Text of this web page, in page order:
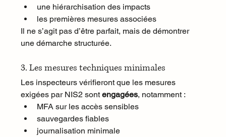
une hiérarchisation des impacts
les premières mesures associées
Il ne s’agit pas d’être parfait, mais de démontrer
une démarche structurée.
3. Les mesures techniques minimales
Les inspecteurs vérifieront que les mesures
exigées par NIS2 sont engagées, notamment :
MFA sur les accès sensibles
sauvegardes fiables
journalisation minimale